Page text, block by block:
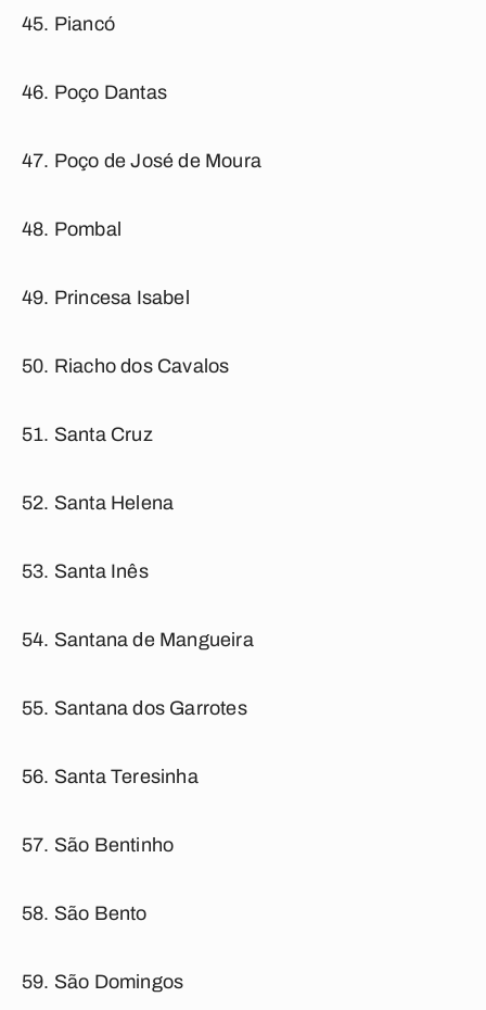
Piancó
Poço Dantas
Poço de José de Moura
Pombal
Princesa Isabel
Riacho dos Cavalos
Santa Cruz
Santa Helena
Santa Inês
Santana de Mangueira
Santana dos Garrotes
Santa Teresinha
São Bentinho
São Bento
São Domingos